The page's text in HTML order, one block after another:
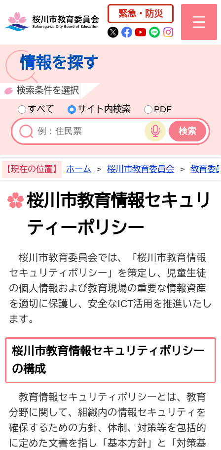
桜川市公式ホー
緊急・防災
桜川市公式Twitter
桜川市公式
桜川市公式
桜川市公式
情報を探す
検索条件を選択
すべて
サイト内検索
PDF
音声検索
【現在の位置】 ホーム > 桜川市教育委員会 > 教育委
桜川市教育情報セキュリ
ティーポリシー
桜川市教育委員会では、「桜川市教育情報
セキュリティポリシー」を策定し、児童生徒
の個人情報および教育現場の重要な情報資産
を適切に保護し、安全なICT活用を推進いたし
ます。
桜川市教育情報セキュリティポリシー
の構成
教育情報セキュリティポリシーとは、教育
分野に関して、組織内の情報セキュリティを
確保するための方針、体制、対策等を包括的
に定めた文書を指し「基本方針」と「対策基